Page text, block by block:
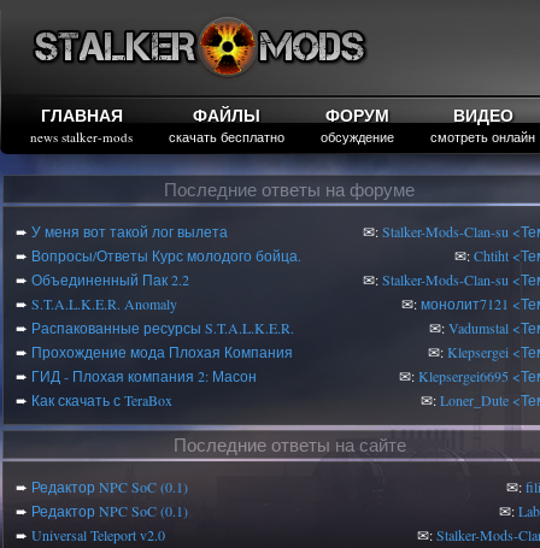
ГЛАВНАЯ
news stalker-mods
ФАЙЛЫ
скачать бесплатно
ФОРУМ
обсуждение
ВИДЕО
смотреть онлайн
Последние ответы на форуме
➨ У меня вот такой лог вылета ✉:Stalker-Mods-Clan-su
➨ Вопросы/Ответы Курс молодого бойца. ✉:Chtiht
➨ Объединенный Пак 2.2 ✉:Stalker-Mods-Clan-su
➨ S.T.A.L.K.E.R. Anomaly ✉:монолит7121
➨ Распакованные ресурсы S.T.A.L.K.E.R. ✉:Vadumstal
➨ Прохождение мода Плохая Компания ✉:Klepsergei
➨ ГИД - Плохая компания 2: Масон ✉:Klepsergei6695
➨ Как скачать с TeraBox ✉:Loner_Dute
Последние ответы на сайте
➨ Редактор NPC SoC (0.1) ✉:
➨ Редактор NPC SoC (0.1) ✉:
➨ Universal Teleport v2.0 ✉:Stalker-Mods-